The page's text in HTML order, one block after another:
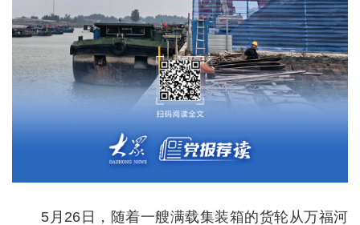
5月26日，随着一艘满载集装箱的货轮从万福河